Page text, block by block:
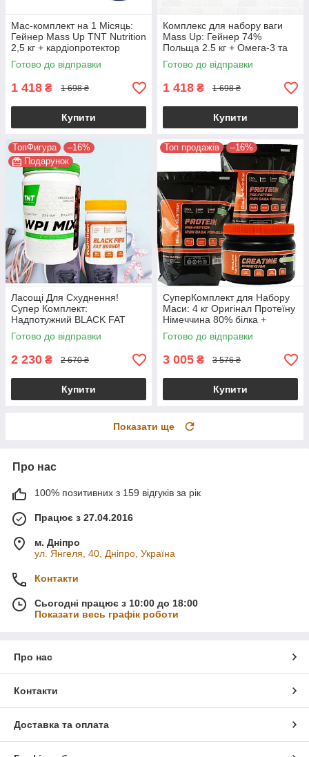
Мас-комплект на 1 Місяць:
Гейнер Mass Up TNT Nutrition
2,5 кг + кардіопротектор
Омега -3+ Шейкер!
Готово до відправки
1 418 ₴ 1 698 ₴
Купити
Комплекc для набору ваги
Mass Up: Гейнер 74%
Польща 2.5 кг + Омега-3 та
Шейкер
Готово до відправки
1 418 ₴ 1 698 ₴
Купити
ТопФигура
–16%
Подарунок
Ласощі Для Схуднення!
Супер Комплект:
Надпотужний BLACK FAT
BURNER + Шоколадний
Ізолят
Готово до відправки
2 230 ₴ 2 670 ₴
Купити
Топ продажів –16%
СуперКомплект для Набору
Маси: 4 кг Оригінал Протеїну
Німеччина 80% білка +
Креатин!
Готово до відправки
3 005 ₴ 3 576 ₴
Купити
Показати ще
Про нас
100% позитивних з 159 відгуків за рік
Працює з 27.04.2016
м. Дніпро
ул. Янгеля, 40, Дніпро, Україна
Контакти
Сьогодні працює з 10:00 до 18:00
Показати весь графік роботи
Про нас
Контакти
Доставка та оплата